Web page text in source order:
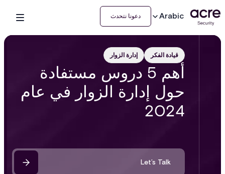
Arabic دعونا نتحدث
قيادة الفكر إدارة الزوار
أهم 5 دروس مستفادة
حول إدارة الزوار في عام
2024
Let’s Talk